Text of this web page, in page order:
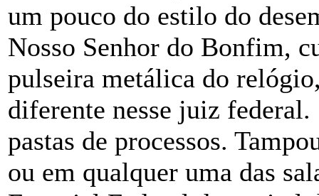
um pouco do estilo do
Nosso Senhor do Bonfim,
pulseira metálica do
diferente nesse juiz federal.
pastas de processos.
ou em qualquer uma das